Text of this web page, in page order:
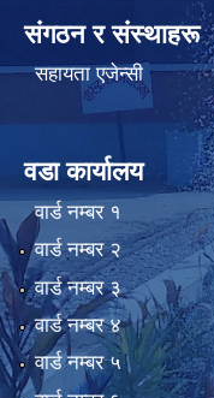
संगठन र संस्थाहरू
सहायता एजेन्सी
वडा कार्यालय
वार्ड न‌म्बर १
वार्ड न‌म्बर २
वार्ड न‌म्बर ३
वार्ड न‌म्बर ४
वार्ड न‌म्बर ५